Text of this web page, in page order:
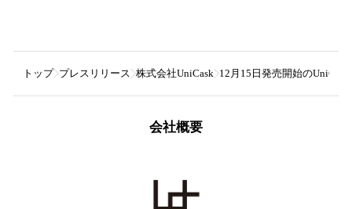
トップ プレスリリース 株式会社UniCask 12月15日発売開始の
会社概要